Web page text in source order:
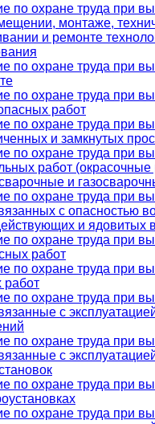
по охране труда при
монтаже,
и ремонте
по охране труда при
по охране труда при
работ
по охране труда при
и замкнутых
по охране труда при
работ (окрасочные
и
по охране труда при
с опасностью
и ядовитых
по охране труда при
работ
по охране труда при
работ
по охране труда при
с
по охране труда при
с
по охране труда при
по охране труда при